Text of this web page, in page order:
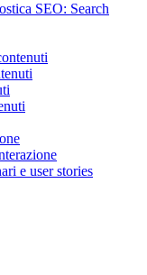
SEO: Search
e user stories